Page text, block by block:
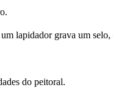
lapidador grava um
do peitoral.